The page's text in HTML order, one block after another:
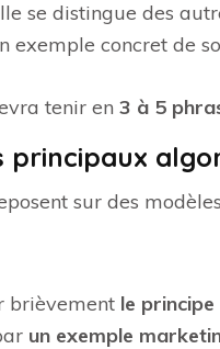
se distingue des
exemple concret de
tenir en 3 à 5
principaux
sur des
brièvement le
un exemple